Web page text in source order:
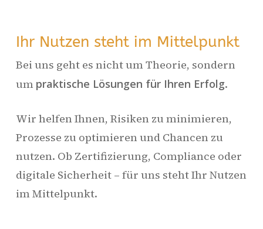
Ihr Nutzen steht im Mittelpunkt
Bei uns geht es nicht um Theorie, sondern
um praktische Lösungen für Ihren Erfolg.
Wir helfen Ihnen, Risiken zu minimieren,
Prozesse zu optimieren und Chancen zu
nutzen. Ob Zertifizierung, Compliance oder
digitale Sicherheit – für uns steht Ihr Nutzen
im Mittelpunkt.